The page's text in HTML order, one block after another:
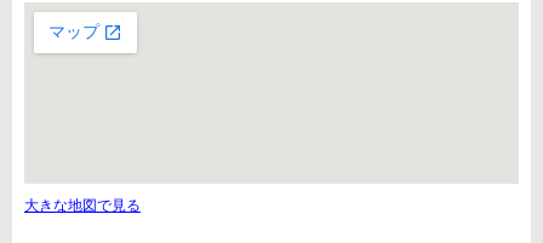
大きな地図で見る